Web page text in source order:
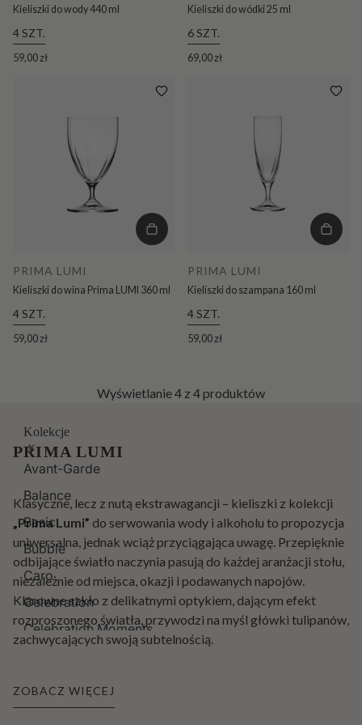
Kolekcje
Avant-Garde
Balance
Basic
Bubble
Caro
Celebration
Celebration Moments
Divine
Kieliszki do wody 440 ml
4 SZT.
59,00 zł
Kieliszki do wódki 25 ml
6 SZT.
69,00 zł
PRIMA LUMI
Kieliszki do wina Prima LUMI 360 ml
4 SZT.
59,00 zł
PRIMA LUMI
Kieliszki do szampana 160 ml
4 SZT.
59,00 zł
Wyświetlanie4 z 4 produktów
PRIMA LUMI
Klasyczne, lecz z nutą ekstrawagancji – kieliszki z kolekcji
„Prima Lumi” do serwowania wody i alkoholu to propozycja
uniwersalna, jednak wciąż przyciągająca uwagę. Przepięknie
odbijające światło naczynia pasują do każdej aranżacji stołu,
niezależnie od miejsca, okazji i podawanych napojów.
Klarowne szkło z delikatnymi optykiem, dającym efekt
rozproszonego światła, przywodzi na myśl główki tulipanów,
zachwycających swoją subtelnością.
o pojemności 25 ml, kieliszek do szampana o pojemności 160
ml, kieliszek do wina o pojemności 360 ml oraz kieliszek do
ZOBACZ WIĘCEJ